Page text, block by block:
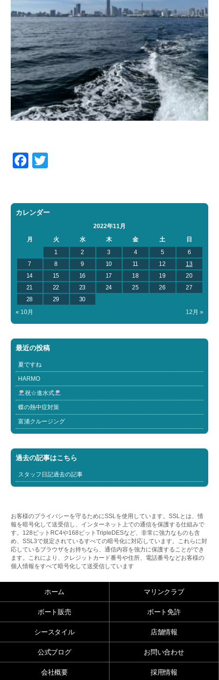
Facebook
カレンダー
2022年11月
月
火 水 木 金 土
日
1
2 3 4 5
6
7
8 9 10 11 12
13
14
15 16 17 18 19
20
21
22 23 24 25 26
27
28
29
30
« 10月
12月 »
最近の投稿
夏ですね
HARMO
祝☆進水式
蝶の熱中症対策
富浦クルージング
過去の記事はこちら
スタッフ日記過去の記事
お客様のプライバシーを守るためにSSLを使用しています。SSLとは、情
報を暗号化して送受信し、インターネット上での通信を保護する仕組みで
す。128ビットRC4や168ビットTripleDESなど、非常に強力なものも含
め、SSL3で規定されているすべての暗号化に対応しています。これらに対
応しているブラウザをお持ちなら、通信内容を強力に保護することができ
ます。これにより、クレジットカード番号や住所、電話番号などお客様の
個人情報をすべて暗号化して送受信しています
ホーム マリンクラブ
ボート販売 ボート免許
シースタイル 店舗情報
公式ブログ お問い合わせ
会社概要 採用情報